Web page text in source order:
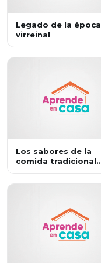
Legado de la época
virreinal
Los sabores de la
comida tradicional